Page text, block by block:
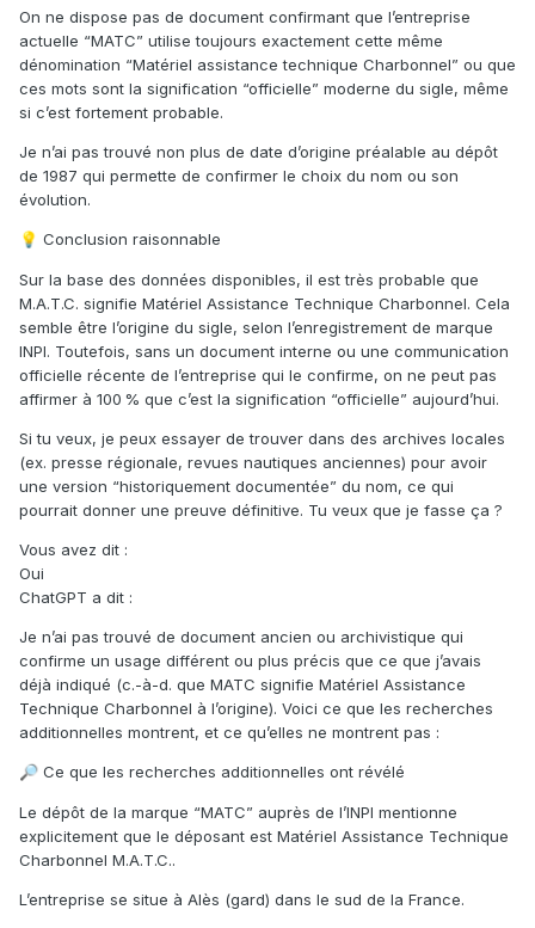
On ne dispose pas de document confirmant que l’entreprise
actuelle “MATC” utilise toujours exactement cette même
dénomination “Matériel assistance technique Charbonnel” ou que
ces mots sont la signification “officielle” moderne du sigle, même
si c’est fortement probable.
Je n’ai pas trouvé non plus de date d’origine préalable au dépôt
de 1987 qui permette de confirmer le choix du nom ou son
évolution.
💡 Conclusion raisonnable
Sur la base des données disponibles, il est très probable que
M.A.T.C. signifie Matériel Assistance Technique Charbonnel. Cela
semble être l’origine du sigle, selon l’enregistrement de marque
INPI. Toutefois, sans un document interne ou une communication
officielle récente de l’entreprise qui le confirme, on ne peut pas
affirmer à 100 % que c’est la signification “officielle” aujourd’hui.
Si tu veux, je peux essayer de trouver dans des archives locales
(ex. presse régionale, revues nautiques anciennes) pour avoir
une version “historiquement documentée” du nom, ce qui
pourrait donner une preuve définitive. Tu veux que je fasse ça ?
Vous avez dit :
Oui
ChatGPT a dit :
Je n’ai pas trouvé de document ancien ou archivistique qui
confirme un usage différent ou plus précis que ce que j’avais
déjà indiqué (c.-à-d. que MATC signifie Matériel Assistance
Technique Charbonnel à l’origine). Voici ce que les recherches
additionnelles montrent, et ce qu’elles ne montrent pas :
🔎 Ce que les recherches additionnelles ont révélé
Le dépôt de la marque “MATC” auprès de l’INPI mentionne
explicitement que le déposant est Matériel Assistance Technique
Charbonnel M.A.T.C..
L’entreprise se situe à Alès (gard) dans le sud de la France.